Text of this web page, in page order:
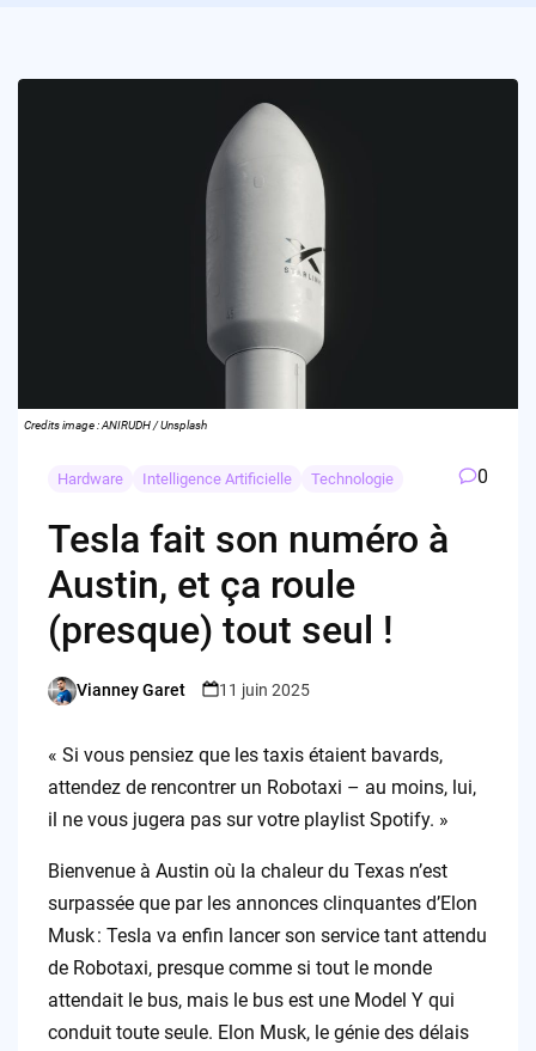
Credits image : ANIRUDH / Unsplash
Hardware Intelligence Artificielle Technologie 0
Tesla fait son numéro à
Austin, et ça roule
(presque) tout seul !
Posted
Vianney Garet 11 juin 2025
« Si vous pensiez que les taxis étaient bavards,
attendez de rencontrer un Robotaxi – au moins, lui,
il ne vous jugera pas sur votre playlist Spotify. »
Bienvenue à Austin où la chaleur du Texas n’est
surpassée que par les annonces clinquantes d’Elon
Musk : Tesla va enfin lancer son service tant attendu
de Robotaxi, presque comme si tout le monde
attendait le bus, mais le bus est une Model Y qui
conduit toute seule. Elon Musk, le génie des délais